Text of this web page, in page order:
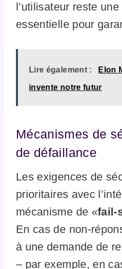
l’utilisateur reste
essentielle pour
Lire également : Elon
invente notre futur
Mécanismes de
de défaillance
Les exigences de
prioritaires avec
mécanisme de «fail-
En cas de non-
à une demande de
– par exemple, en